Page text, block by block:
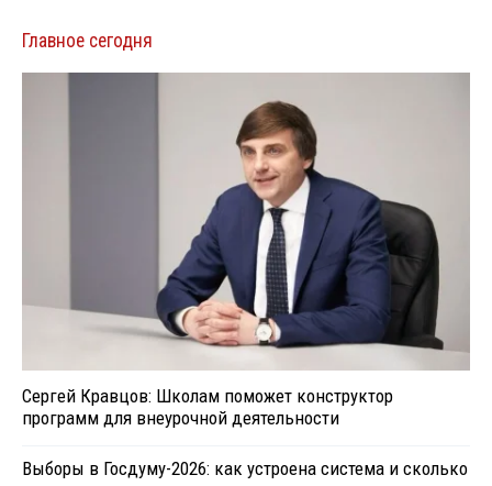
Главное сегодня
Сергей Кравцов: Школам поможет конструктор
программ для внеурочной деятельности
Выборы в Госдуму-2026: как устроена система и сколько